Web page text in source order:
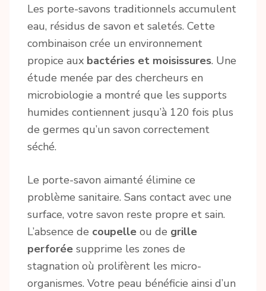
Les porte-savons traditionnels accumulent
eau, résidus de savon et saletés. Cette
combinaison crée un environnement
propice aux bactéries et moisissures. Une
étude menée par des chercheurs en
microbiologie a montré que les supports
humides contiennent jusqu’à 120 fois plus
de germes qu’un savon correctement
séché.
Le porte-savon aimanté élimine ce
problème sanitaire. Sans contact avec une
surface, votre savon reste propre et sain.
L’absence de coupelle ou de grille
perforée supprime les zones de
stagnation où prolifèrent les micro-
organismes. Votre peau bénéficie ainsi d’un